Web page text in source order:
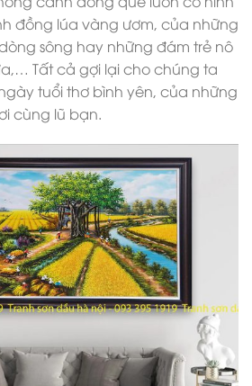
đồng lúa vàng ươm, của những
sông hay những đám trẻ nô
Tất cả gợi lại cho chúng ta
tuổi thơ bình yên, của những
cùng lũ bạn.